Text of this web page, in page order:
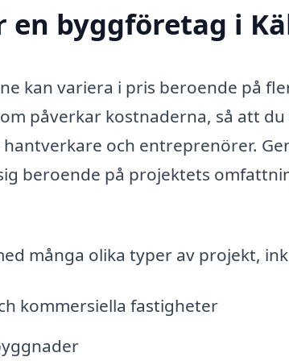
byggföretag i
kan variera i pris beroende på
påverkar kostnaderna, så att
och entreprenörer.
beroende på projektets
många olika typer av projekt,
kommersiella fastigheter